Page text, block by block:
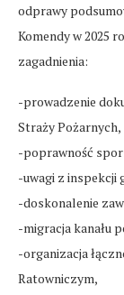
odprawy
Komendy w 2025
zagadnienia:
-prowadzenie
Straży Pożarnych,
-poprawność
-uwagi z inspekcji
-doskonalenie
-migracja kanału
-organizacja
Ratowniczym,